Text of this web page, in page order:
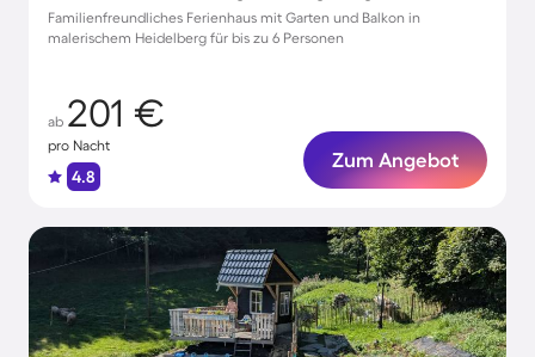
Familienfreundliches Ferienhaus mit Garten und Balkon in
malerischem Heidelberg für bis zu 6 Personen
ab 201 €
pro Nacht
4.8
Zum Angebot